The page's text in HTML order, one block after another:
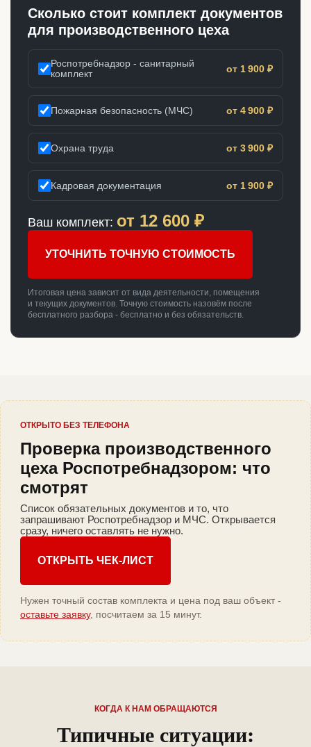
Сколько стоит комплект документов
для производственного цеха
Роспотребнадзор - санитарный
комплект
от 1 900 ₽
Пожарная безопасность (МЧС) от 4 900 ₽
Охрана труда от 3 900 ₽
Кадровая документация от 1 900 ₽
Ваш комплект: от 12 600 ₽
УТОЧНИТЬ ТОЧНУЮ СТОИМОСТЬ
Итоговая цена зависит от вида деятельности, помещения
и текущих документов. Точную стоимость назовём после
бесплатного разбора - бесплатно и без обязательств.
ОТКРЫТО БЕЗ ТЕЛЕФОНА
Проверка производственного
цеха Роспотребнадзором: что
смотрят
Список обязательных документов и то, что
запрашивают Роспотребнадзор и МЧС. Открывается
сразу, ничего оставлять не нужно.
ОТКРЫТЬ ЧЕК-ЛИСТ
Нужен точный состав комплекта и цена под ваш объект -
оставьте заявку, посчитаем за 15 минут.
КОГДА К НАМ ОБРАЩАЮТСЯ
Типичные ситуации: